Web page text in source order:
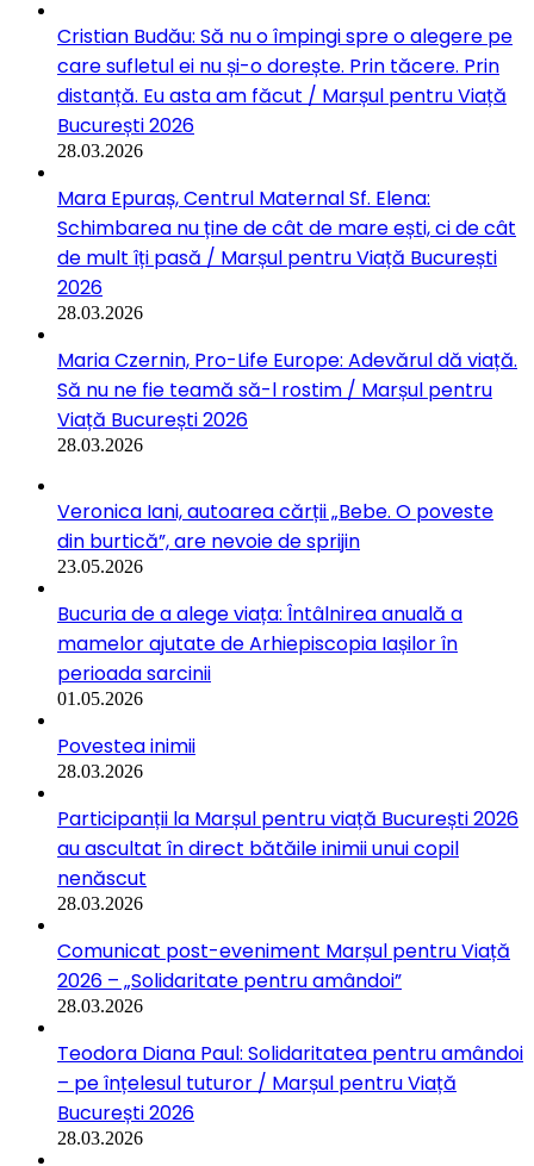
Cristian Budău: Să nu o împingi spre o alegere pe
care sufletul ei nu și-o dorește. Prin tăcere. Prin
distanță. Eu asta am făcut / Marșul pentru Viață
București 2026
28.03.2026
Mara Epuraș, Centrul Maternal Sf. Elena:
Schimbarea nu ține de cât de mare ești, ci de cât
de mult îți pasă / Marșul pentru Viață București
2026
28.03.2026
Maria Czernin, Pro-Life Europe: Adevărul dă viață.
Să nu ne fie teamă să-l rostim / Marșul pentru
Viață București 2026
28.03.2026
Veronica Iani, autoarea cărții „Bebe. O poveste
din burtică”, are nevoie de sprijin
23.05.2026
Bucuria de a alege viața: Întâlnirea anuală a
mamelor ajutate de Arhiepiscopia Iașilor în
perioada sarcinii
01.05.2026
Povestea inimii
28.03.2026
Participanții la Marșul pentru viață București 2026
au ascultat în direct bătăile inimii unui copil
nenăscut
28.03.2026
Comunicat post-eveniment Marșul pentru Viață
2026 – „Solidaritate pentru amândoi”
28.03.2026
Teodora Diana Paul: Solidaritatea pentru amândoi
– pe înțelesul tuturor / Marșul pentru Viață
București 2026
28.03.2026